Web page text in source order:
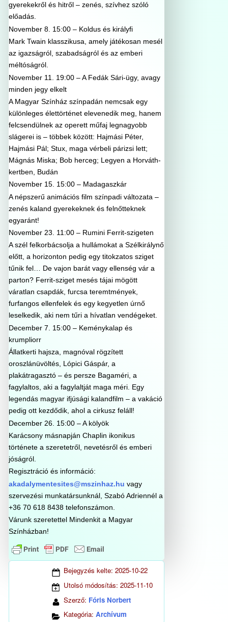
gyerekekről és hitről – zenés, szívhez szóló
előadás.
November 8. 15:00 – Koldus és királyfi
Mark Twain klasszikusa, amely játékosan mesél
az igazságról, szabadságról és az emberi
méltóságról.
November 11. 19:00 – A Fedák Sári-ügy, avagy
minden jegy elkelt
A Magyar Színház színpadán nemcsak egy
különleges élettörténet elevenedik meg, hanem
felcsendülnek az operett műfaj legnagyobb
slágerei is – többek között: Hajmási Péter,
Hajmási Pál; Stux, maga vérbeli párizsi lett;
Mágnás Miska; Bob herceg; Legyen a Horváth-
kertben, Budán
November 15. 15:00 – Madagaszkár
A népszerű animációs film színpadi változata –
zenés kaland gyerekeknek és felnőtteknek
egyaránt!
November 23. 11:00 – Rumini Ferrit-szigeten
A szél felkorbácsolja a hullámokat a Szélkirálynő
előtt, a horizonton pedig egy titokzatos sziget
tűnik fel… De vajon barát vagy ellenség vár a
parton? Ferrit-sziget mesés tájai mögött
váratlan csapdák, furcsa teremtmények,
furfangos ellenfelek és egy kegyetlen úrnő
leselkedik, aki nem tűri a hívatlan vendégeket.
December 7. 15:00 – Keménykalap és
krumpliorr
Állatkerti hajsza, magnóval rögzített
oroszlánüvöltés, Lópici Gáspár, a
plakátragasztó – és persze Bagaméri, a
fagylaltos, aki a fagylaltját maga méri. Egy
legendás magyar ifjúsági kalandfilm – a vakáció
pedig ott kezdődik, ahol a cirkusz feláll!
December 26. 15:00 – A kölyök
Karácsony másnapján Chaplin ikonikus
története a szeretetről, nevetésről és emberi
jóságról.
Regisztráció és információ:
akadalymentesites@mszinhaz.hu vagy
szervezési munkatársunknál, Szabó Adriennél a
+36 70 618 8438 telefonszámon.
Várunk szeretettel Mindenkit a Magyar
Színházban!
Bejegyzés kelte: 2025-10-22
Utolsó módosítás: 2025-11-10
Szerző: Fóris Norbert
Kategória: Archívum